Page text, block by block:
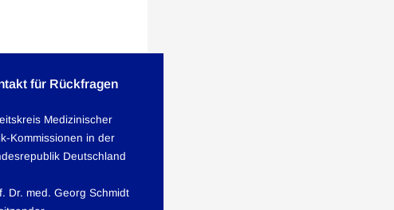
für Rückfragen
Medizinischer
Kommissionen in der
Deutschland
Dr. med. Georg Schmidt